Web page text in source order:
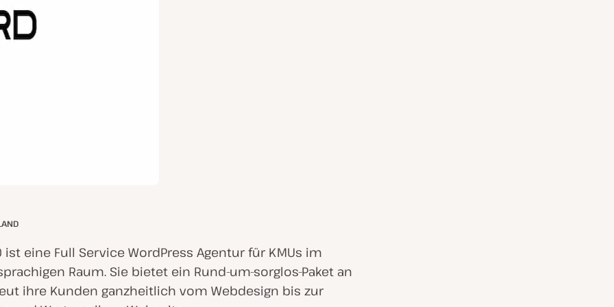
ist eine Full Service WordPress Agentur für KMUs im
Raum. Sie bietet ein Rund-um-sorglos-Paket an
ihre Kunden ganzheitlich vom Webdesign bis zur